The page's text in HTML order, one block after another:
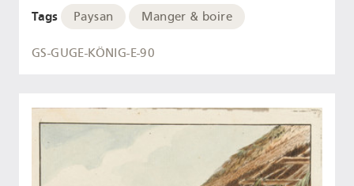
Tags Paysan Manger & boire
GS-GUGE-KÖNIG-E-90